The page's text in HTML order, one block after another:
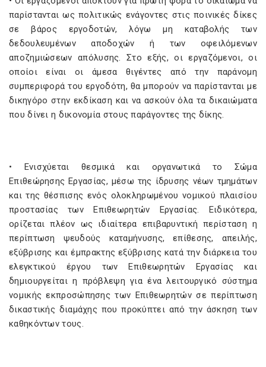
παρίστανται ως πολιτικώς ενάγοντες στις ποινικές δίκες
σε βάρος εργοδοτών, λόγω μη καταβολής των
δεδουλευμένων αποδοχών ή των οφειλόμενων
αποζημιώσεων απόλυσης. Στο εξής, οι εργαζόμενοι, οι
οποίοι είναι οι άμεσα θιγέντες από την παράνομη
συμπεριφορά του εργοδότη, θα μπορούν να παρίστανται με
δικηγόρο στην εκδίκαση και να ασκούν όλα τα δικαιώματα
που δίνει η δικονομία στους παράγοντες της δίκης.
• Ενισχύεται θεσμικά και οργανωτικά το Σώμα
Επιθεώρησης Εργασίας, μέσω της ίδρυσης νέων τμημάτων
και της θέσπισης ενός ολοκληρωμένου νομικού πλαισίου
προστασίας των Επιθεωρητών Εργασίας. Ειδικότερα,
ορίζεται πλέον ως ιδιαίτερα επιβαρυντική περίσταση η
περίπτωση ψευδούς καταμήνυσης, επίθεσης, απειλής,
εξύβρισης και έμπρακτης εξύβρισης κατά την διάρκεια του
ελεγκτικού έργου των Επιθεωρητών Εργασίας και
δημιουργείται η πρόβλεψη για ένα λειτουργικό σύστημα
νομικής εκπροσώπησης των Επιθεωρητών σε περίπτωση
δικαστικής διαμάχης που προκύπτει από την άσκηση των
καθηκόντων τους.